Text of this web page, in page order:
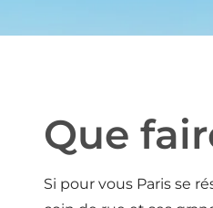
Que
Si pour vous Paris se